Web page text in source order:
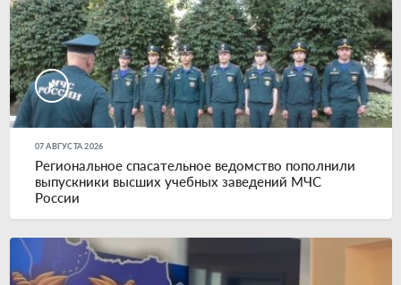
07 АВГУСТА 2026
Региональное спасательное ведомство пополнили
выпускники высших учебных заведений МЧС
России